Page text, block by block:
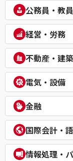
簿記検定（日商・
ビジネス会計検定®
建設業経理士検定
IPO実務検定
財務報告実務検定
経理・財務スキル
簿記チャンピオン
司法書士
行政書士
弁理士
通関士
ビジネス実務法務
知的財産管理技能
公務員・教員
公務員（地方上級
理系公務員（技術
公務員（心理系）
警察官・消防官
公務員（国家総合
公務員（外交官 (
公務員（経験者採
教員採用試験
教員資格認定試験
経営・労務
社会保険労務士
衛生管理者
中小企業診断士
ビジネスマネジャ
統計検定®/ビジネ
企業経営アドバイ
ＤＸ経営アドバイ
経営承継アドバイ
事業再生士補
不動産・建築
不動産鑑定士
宅地建物取引士
建築士
１級建築施工管理
マンション管理士
賃貸不動産経営管
１級土木施工管理
電気・設備
電気主任技術者（
電気工事士
危険物取扱者
消防設備士
１級電気工事施工
第三種冷凍機械責
金融
FP（ファイナンシ
証券アナリスト
CFA®
証券外務員
国際会計・
米国公認会計士（
情報処理・